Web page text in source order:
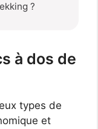
?
à dos de
types de
et